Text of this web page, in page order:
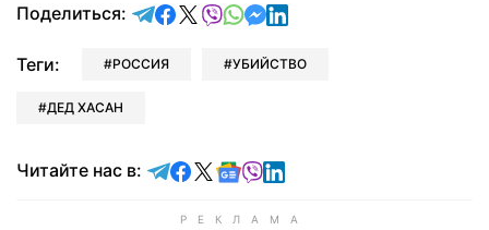
Поделиться: отправить в Telegram
поделиться в Facebook
поделиться в X
отправить в Viber
отправить в Whatsapp
отправить в Messenger
отправить в LinkedIn
Теги: РОССИЯ УБИЙСТВО
ДЕД ХАСАН
Читайте нас в: Читайте в Telegram
Читайте в Facebook
Читайте в X
Читайте в Google news
Читайте в Viber
Читайте в LinkedIn